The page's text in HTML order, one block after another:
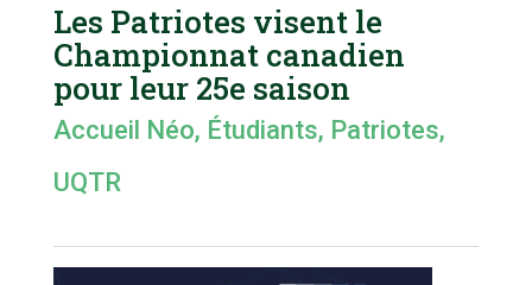
Les Patriotes visent le
Championnat canadien
pour leur 25e saison
Accueil Néo, Étudiants, Patriotes,
UQTR